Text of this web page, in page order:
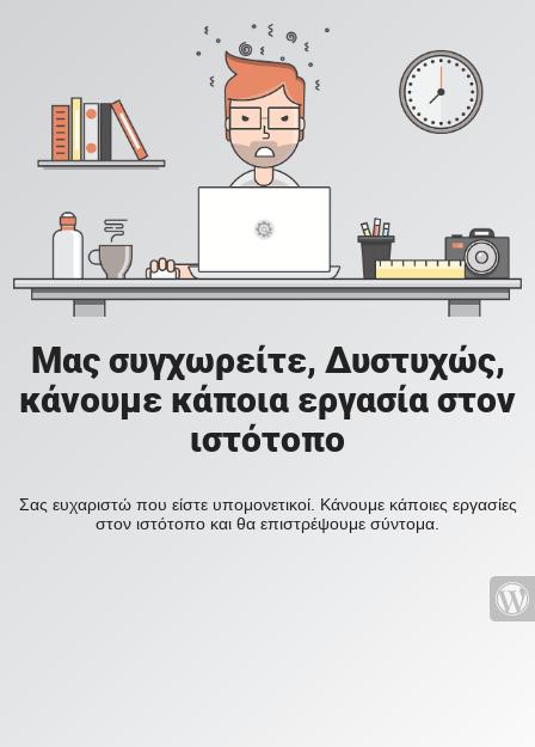
Μας συγχωρείτε, Δυστυχώς,
κάνουμε κάποια εργασία στον
ιστότοπο
Σας ευχαριστώ που είστε υπομονετικοί. Κάνουμε κάποιες εργασίες
στον ιστότοπο και θα επιστρέψουμε σύντομα.